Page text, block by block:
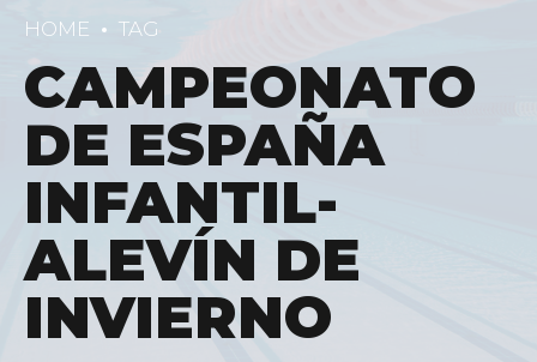
HOME TAG
CAMPEONATO
DE ESPAÑA
INFANTIL-
ALEVÍN DE
INVIERNO